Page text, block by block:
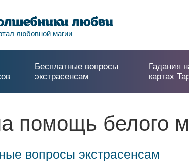
любовной магии
Бесплатные вопросы
экстрасенсам
Гадания
картах
помощь белого
вопросы экстрасенсам